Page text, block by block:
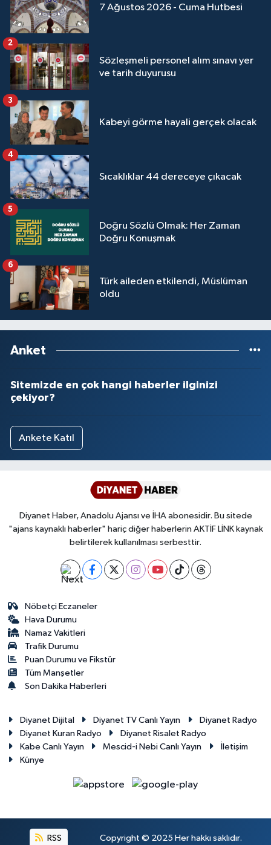
7 Ağustos 2026 - Cuma Hutbesi
Sözleşmeli personel alım sınavı yer
ve tarih duyurusu
2
Kabeyi görme hayali gerçek olacak
3
Sıcaklıklar 44 dereceye çıkacak
4
Doğru Sözlü Olmak: Her Zaman
Doğru Konuşmak
5
Türk aileden etkilendi, Müslüman
oldu
6
Anket
Sitemizde en çok hangi haberler ilginizi
çekiyor?
Ankete Katıl
Diyanet Haber, Anadolu Ajansı ve İHA abonesidir. Bu sitede
"ajans kaynaklı haberler" hariç diğer haberlerin AKTİF LİNK kaynak
belirtilerek kullanılması serbesttir.
Nöbetçi Eczaneler
Hava Durumu
Namaz Vakitleri
Trafik Durumu
Puan Durumu ve Fikstür
Tüm Manşetler
Son Dakika Haberleri
Diyanet Dijital Diyanet TV Canlı Yayın
Diyanet Radyo
Diyanet Kuran Radyo
Diyanet Risalet Radyo
Kabe Canlı Yayın
Mescid-i Nebi Canlı Yayın
İletişim
Künye
RSS Copyright © 2025 Her hakkı saklıdır.
Sinop Müftülüğü
Şanlıurfa Müftülüğü
Şırnak Müftülüğü
Tekirdağ Müftülüğü
Tokat Müftülüğü
Trabzon Müftülüğü
Tunceli Müftülüğü
Uşak Müftülüğü
Van Müftülüğü
Yozgat Müftülüğü